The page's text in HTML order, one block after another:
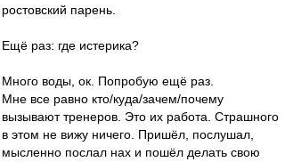
ростовский парень.
Ещё раз: где истерика?
Много воды, ок. Попробую ещё раз.
Мне все равно кто/куда/зачем/почему
вызывают тренеров. Это их работа. Страшного
в этом не вижу ничего. Пришёл, послушал,
мысленно послал нах и пошёл делать свою